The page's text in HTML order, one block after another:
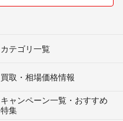
カテゴリ一覧
買取・相場価格情報
キャンペーン一覧・おすすめ
特集